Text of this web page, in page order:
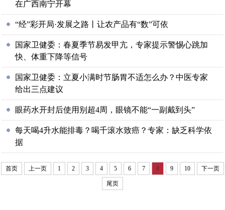
在广西南宁开幕
“经”彩开局·发展之路丨让农产品有“数”可依
国家卫健委：春夏季节易发甲亢，专家提示警惕心跳加
快、体重下降等信号
国家卫健委：立夏小满时节肠胃不适怎么办？中医专家
给出三点建议
眼药水开封后使用别超4周，眼镜不能“一副戴到头”
每天喝4升水能排毒？喝千滚水致癌？专家：缺乏科学依
据
首页 上一页 1 2 3 4 5 6 7 8 9 10 下一页
尾页